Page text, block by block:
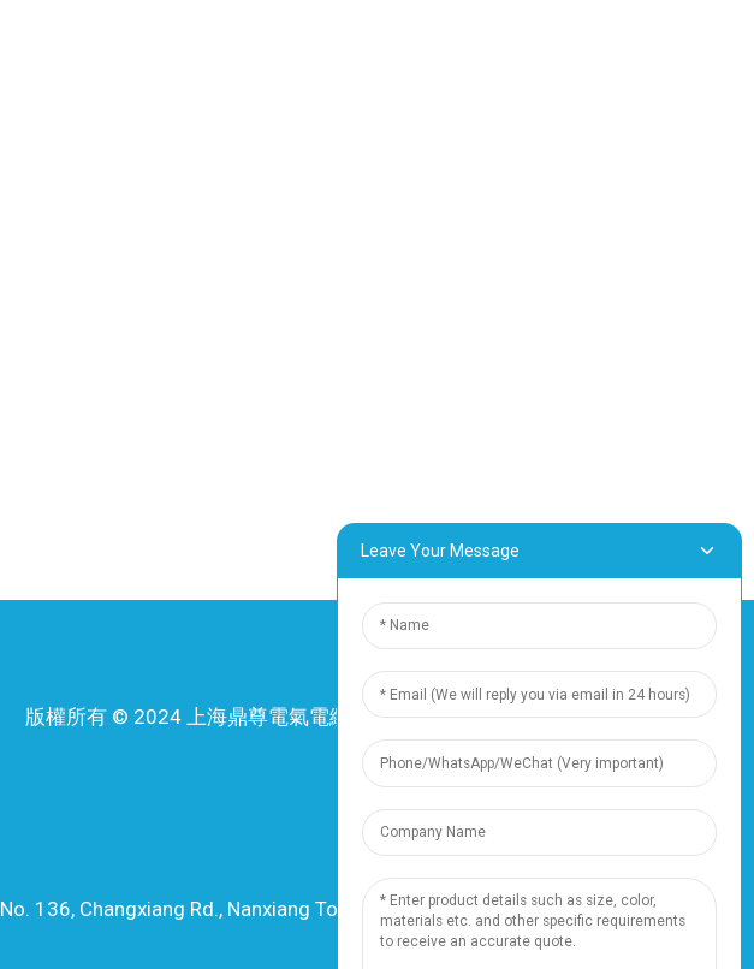
版權所有 © 2024 上海鼎尊電氣電纜股份有限公司。保留所有權
利。
-網站地圖- Resource
資源
No. 136, Changxiang Rd., Nanxiang Town, 201802, Shanghai, China
電話：+86 18019377761
Leave Your Message